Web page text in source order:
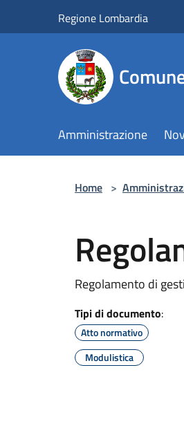
Regione Lombardia
Amministrazione
Home >
Regolamento di
Tipi di documento:
Atto normativo
Modulistica